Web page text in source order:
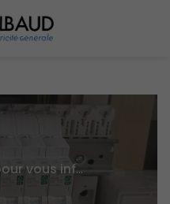
Des contenus pensés pour vous informer, vous inspirer, vous guider